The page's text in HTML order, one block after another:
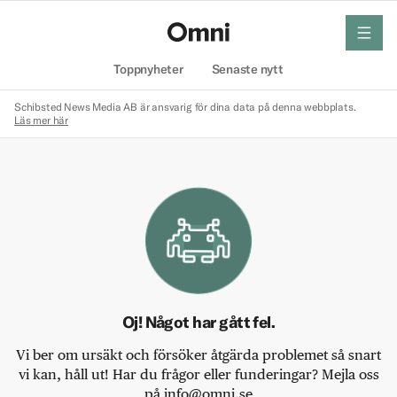
Toppnyheter Senaste nytt
meny
Schibsted News Media AB är ansvarig för dina data på denna webbplats.
Läs mer här
Oj! Något har gått fel.
Vi ber om ursäkt och försöker åtgärda problemet så snart
vi kan, håll ut! Har du frågor eller funderingar? Mejla oss